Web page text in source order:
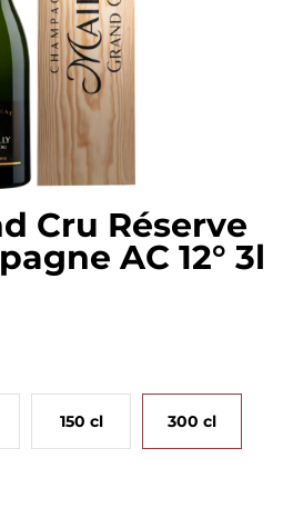
Cru Réserve
AC 12° 3l
300 cl
150 cl